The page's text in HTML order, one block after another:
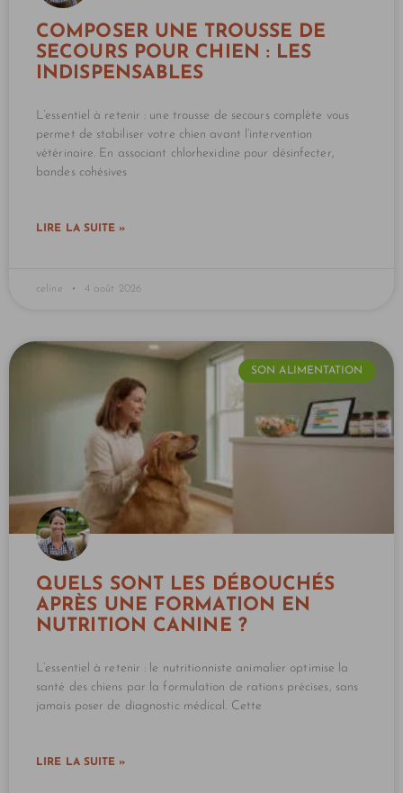
COMPOSER UNE TROUSSE DE
SECOURS POUR CHIEN : LES
INDISPENSABLES
L’essentiel à retenir : une trousse de secours complète vous
permet de stabiliser votre chien avant l’intervention
vétérinaire. En associant chlorhexidine pour désinfecter,
bandes cohésives
LIRE LA SUITE »
celine 4 août 2026
SON ALIMENTATION
QUELS SONT LES DÉBOUCHÉS
APRÈS UNE FORMATION EN
NUTRITION CANINE ?
L’essentiel à retenir : le nutritionniste animalier optimise la
santé des chiens par la formulation de rations précises, sans
jamais poser de diagnostic médical. Cette
LIRE LA SUITE »